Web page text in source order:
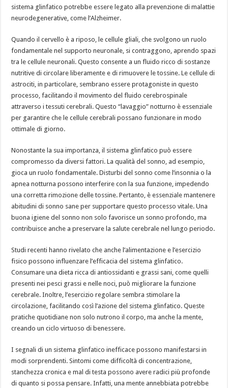
sistema glinfatico potrebbe essere legato alla prevenzione di malattie
neurodegenerative, come l’Alzheimer.
Quando il cervello è a riposo, le cellule gliali, che svolgono un ruolo
fondamentale nel supporto neuronale, si contraggono, aprendo spazi
tra le cellule neuronali. Questo consente a un fluido ricco di sostanze
nutritive di circolare liberamente e di rimuovere le tossine. Le cellule di
astrociti, in particolare, sembrano essere protagoniste in questo
processo, facilitando il movimento del fluido cerebrospinale
attraverso i tessuti cerebrali. Questo “lavaggio” notturno è essenziale
per garantire che le cellule cerebrali possano funzionare in modo
ottimale di giorno.
Nonostante la sua importanza, il sistema glinfatico può essere
compromesso da diversi fattori. La qualità del sonno, ad esempio,
gioca un ruolo fondamentale. Disturbi del sonno come l’insonnia o la
apnea notturna possono interferire con la sua funzione, impedendo
una corretta rimozione delle tossine. Pertanto, è essenziale mantenere
abitudini di sonno sane per supportare questo processo vitale. Una
buona igiene del sonno non solo favorisce un sonno profondo, ma
contribuisce anche a preservare la salute cerebrale nel lungo periodo.
Studi recenti hanno rivelato che anche l’alimentazione e l’esercizio
fisico possono influenzare l’efficacia del sistema glinfatico.
Consumare una dieta ricca di antiossidanti e grassi sani, come quelli
presenti nei pesci grassi e nelle noci, può migliorare la funzione
cerebrale. Inoltre, l’esercizio regolare sembra stimolare la
circolazione, facilitando così l’azione del sistema glinfatico. Queste
pratiche quotidiane non solo nutrono il corpo, ma anche la mente,
creando un ciclo virtuoso di benessere.
I segnali di un sistema glinfatico inefficace possono manifestarsi in
modi sorprendenti. Sintomi come difficoltà di concentrazione,
stanchezza cronica e mal di testa possono avere radici più profonde
di quanto si possa pensare. Infatti, una mente annebbiata potrebbe